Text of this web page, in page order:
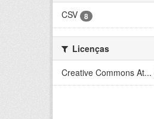
CSV
8
Licenças
Creative Commons At...